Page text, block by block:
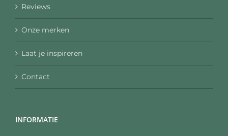
Reviews
Onze merken
Laat je inspireren
Contact
INFORMATIE